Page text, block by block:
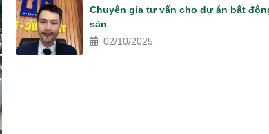
Chuyên gia tư vấn cho dự án bất
sản
02/10/2025